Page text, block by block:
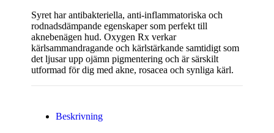
Syret har antibakteriella, anti-inflammatoriska och
rodnadsdämpande egenskaper som perfekt till
aknebenägen hud. Oxygen Rx verkar
kärlsammandragande och kärlstärkande samtidigt som
det ljusar upp ojämn pigmentering och är särskilt
utformad för dig med akne, rosacea och synliga kärl.
Beskrivning